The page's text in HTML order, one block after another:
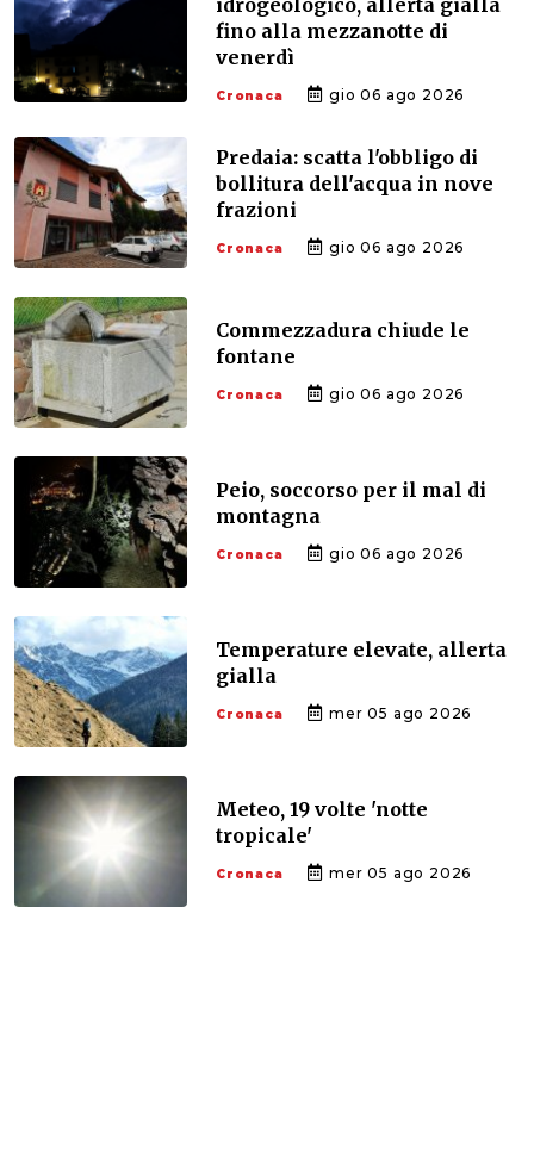
fino alla mezzanotte di
venerdì
Cronaca gio 06 ago 2026
Predaia: scatta l'obbligo di
bollitura dell'acqua in nove
frazioni
Cronaca gio 06 ago 2026
Commezzadura chiude le
fontane
Cronaca gio 06 ago 2026
Peio, soccorso per il mal di
montagna
Cronaca gio 06 ago 2026
Temperature elevate, allerta
gialla
Cronaca mer 05 ago 2026
Meteo, 19 volte 'notte
tropicale'
Cronaca mer 05 ago 2026